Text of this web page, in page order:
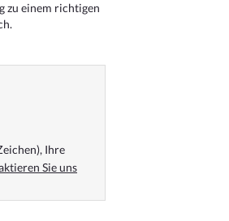
zu einem richtigen
Ihre
Sie uns